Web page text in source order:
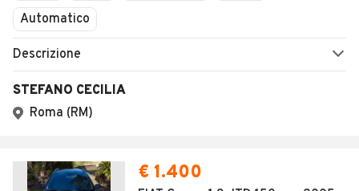
Automatico
Descrizione
STEFANO CECILIA
Roma (RM)
€ 1.400